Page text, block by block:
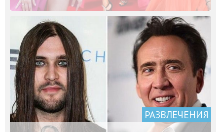
РАЗВЛЕЧЕНИЯ